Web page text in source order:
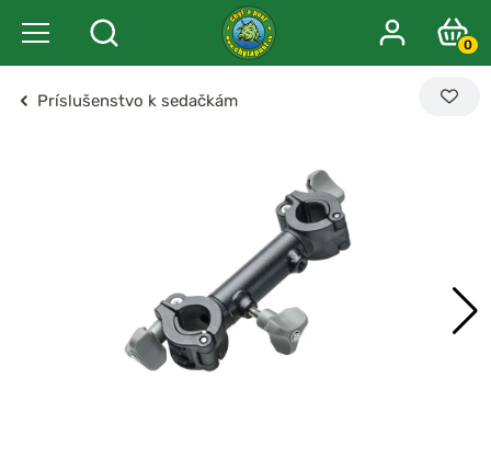
0
Príslušenstvo k sedačkám